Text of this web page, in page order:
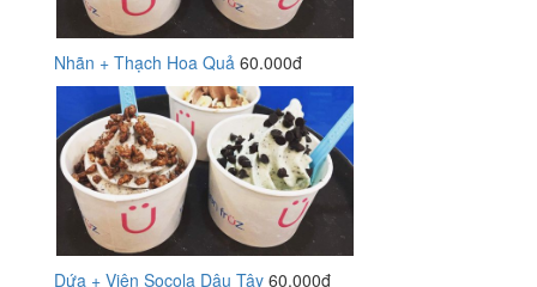
Nhãn + Thạch Hoa Quả 60.000đ
Dứa + Viên Socola Dâu Tây 60.000đ